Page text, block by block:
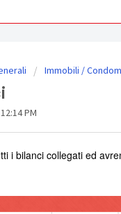
Immobili /
PM
i bilanci collegati ed